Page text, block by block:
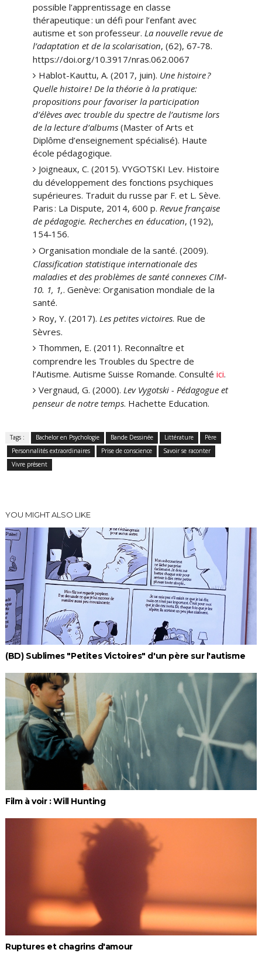
possible l’apprentissage en classe
thérapeutique : un défi pour l’enfant avec
autisme et son professeur.La nouvelle revue de
l’adaptation et de la scolarisation, (62), 67‑78.
https://doi.org/10.3917/nras.062.0067
Hablot-Kauttu, A. (2017, juin). Une histoire ?
Quelle histoire ! De la théorie à la pratique:
propositions pour favoriser la participation
d’élèves avec trouble du spectre de l’autisme lors
de la lecture d’albums (Master of Arts et
Diplôme d’enseignement spécialisé). Haute
école pédagogique.
Joigneaux, C. (2015). VYGOTSKI Lev. Histoire
du développement des fonctions psychiques
supérieures. Traduit du russe par F. et L. Sève.
Paris : La Dispute, 2014, 600 p.Revue française
de pédagogie. Recherches en éducation, (192),
154‑156.
Organisation mondiale de la santé. (2009).
Classification statistique internationale des
maladies et des problèmes de santé connexes CIM-
10. 1, 1,. Genève: Organisation mondiale de la
santé.
Roy, Y. (2017).Les petites victoires. Rue de
Sèvres.
Thommen, E. (2011). Reconnaître et
comprendre les Troubles du Spectre de
l’Autisme. Autisme Suisse Romande. Consultéici.
Vergnaud, G. (2000).Lev Vygotski - Pédagogue et
penseur de notre temps. Hachette Education.
Tags : Bachelor en Psychologie Bande Dessinée Littérature
Père
Personnalités extraordinaires
Prise de conscience
Savoir se raconter
Vivre présent
YOU MIGHT ALSO LIKE
(BD) Sublimes "Petites Victoires" d'un père sur l'autisme
Film à voir : Will Hunting
Ruptures et chagrins d'amour